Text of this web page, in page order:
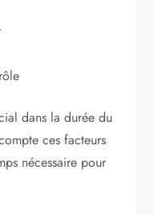
dans la durée du
ces facteurs
nécessaire pour